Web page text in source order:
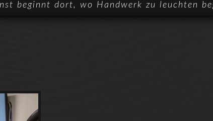
beginnt dort, wo Handwerk zu leuchten